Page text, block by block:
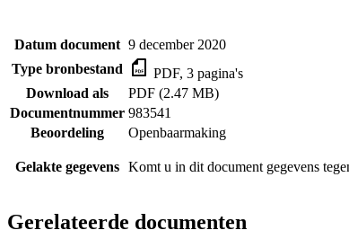
Datum document 9 december 2020
Type bronbestand
PDF, 3 pagina's
Download als
PDF (2.47 MB)
Documentnummer 983541
Beoordeling
Openbaarmaking
Gelakte gegevens Komt u in dit document gegevens
Gerelateerde documenten